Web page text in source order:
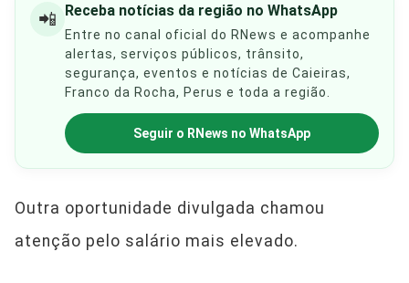
📲 Receba notícias da região no WhatsApp
Entre no canal oficial do RNews e acompanhe
alertas, serviços públicos, trânsito,
segurança, eventos e notícias de Caieiras,
Franco da Rocha, Perus e toda a região.
Seguir o RNews no WhatsApp
Outra oportunidade divulgada chamou
atenção pelo salário mais elevado.